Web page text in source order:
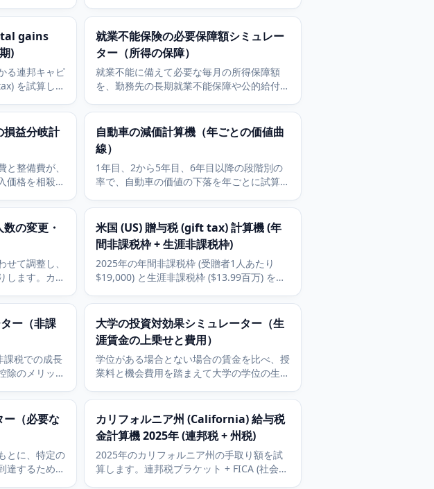
を試算します。
gains
)
る連邦キャピ
を試算しま
就業不能保険の必要保障額シミュレー
ター（所得の保障）
就業不能に備えて必要な毎月の所得保障額
を、勤務先の長期就業不能保障や公的給付の
損益分岐計
整備費が、
価格を相殺す
自動車の減価計算機（年ごとの価値曲
線）
1年目、2から5年目、6年目以降の段階別の
率で、自動車の価値の下落を年ごとに試算し
を見積もれます。
の変更・
て調整し、
します。カッ
米国 (US) 贈与税 (gift tax) 計算機 (年
間非課税枠 + 生涯非課税枠)
2025年の年間非課税枠 (受贈者1人あたり
$19,000) と生涯非課税枠 ($13.99百万) を使
す。納税額と残りの生涯非課税枠を含みま
す。
ー（非課
課税での成長
除のメリット
大学の投資対効果シミュレーター（生
涯賃金の上乗せと費用）
学位がある場合とない場合の賃金を比べ、授
業料と機会費用を踏まえて大学の学位の生涯
ー（必要な
とに、特定の
達するために
カリフォルニア州 (California) 給与税
金計算機 2025年 (連邦税 + 州税)
2025年のカリフォルニア州の手取り額を試
算します。連邦税ブラケット + FICA (社会保